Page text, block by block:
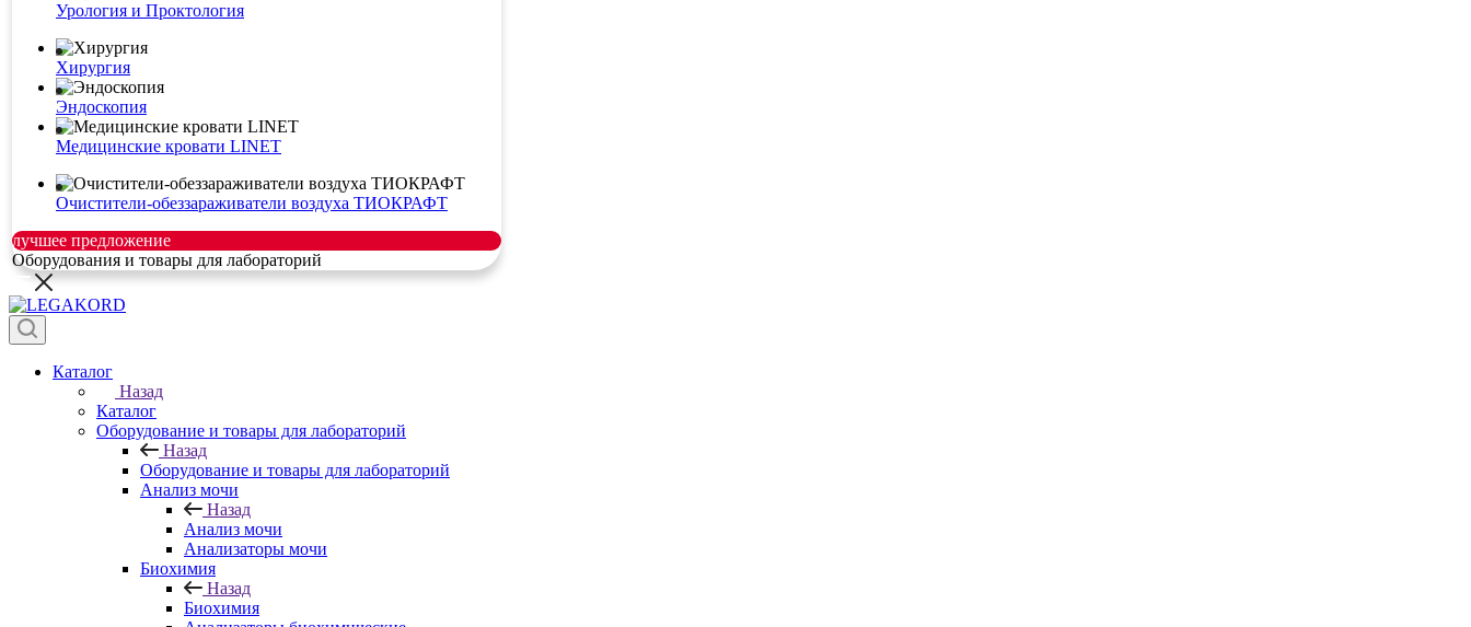
Урология и Проктология
Хирургия
Эндоскопия
Медицинские кровати LINET
Очистители-обеззараживатели воздуха ТИОКРАФТ
лучшее предложение
Оборудования и товары для лабораторий
Каталог
Назад
Каталог
Оборудование и товары для лабораторий
Назад
Оборудование и товары для лабораторий
Анализ мочи
Назад
Анализ мочи
Анализаторы мочи
Биохимия
Назад
Биохимия